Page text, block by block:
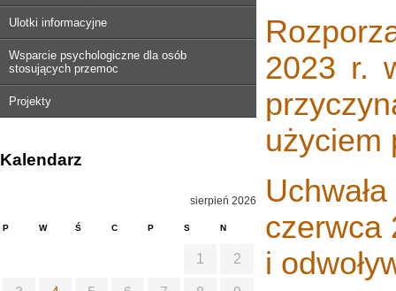
2023 r.
użyciem
czerwca
i
Ulotki informacyjne
Wsparcie psychologiczne dla osób
stosujących przemoc
Projekty
Kalendarz
sierpień 2026
P W Ś C P S N
1 2